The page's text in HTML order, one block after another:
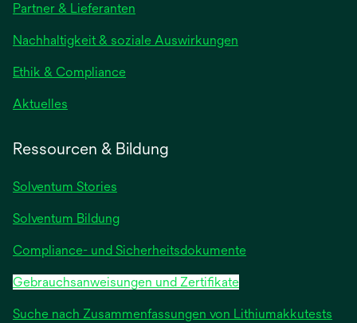
einer
neuen
geöffnet
Partner & Lieferanten
Nachhaltigkeit & soziale Auswirkungen
Ethik & Compliance
Aktuelles
Registerkarte
Ressourcen & Bildung
Solventum Stories
Solventum Bildung
Compliance- und Sicherheitsdokumente
Gebrauchsanweisungen und Zertifikate
Suche nach Zusammenfassungen von Lithiumakkutests